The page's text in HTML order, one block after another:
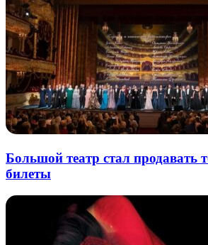
Большой театр стал продавать
билеты